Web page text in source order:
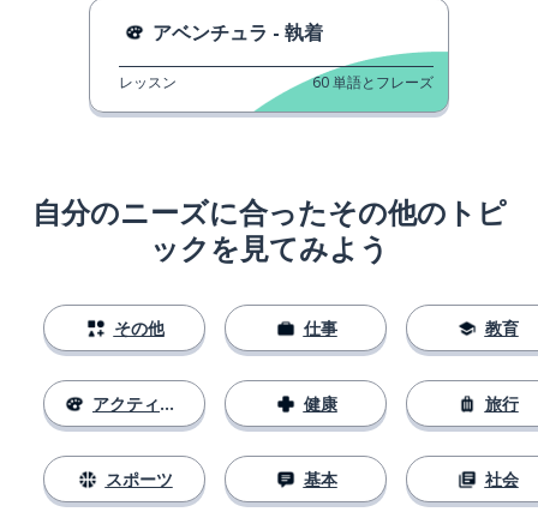
アベンチュラ - 執着
レッスン 60単語とフレーズ
自分のニーズに合ったその他のトピ
ックを見てみよう
その他
アクティビティ
スポーツ
仕事
健康
基本
教育
旅行
社会